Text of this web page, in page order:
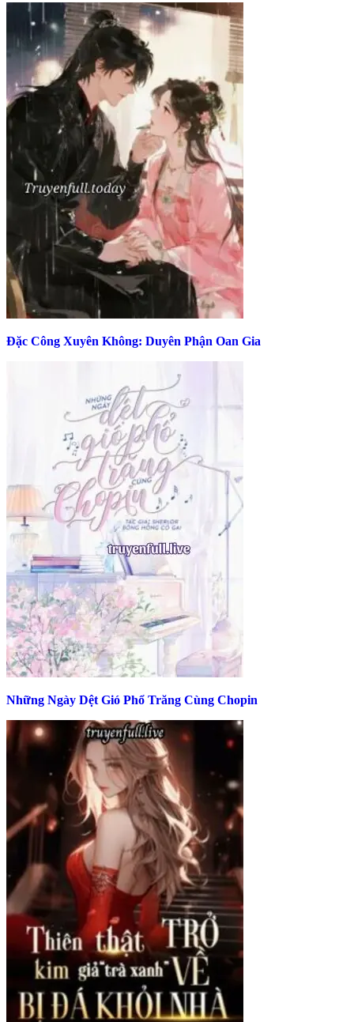
Đặc Công Xuyên Không: Duyên Phận Oan Gia
Những Ngày Dệt Gió Phổ Trăng Cùng Chopin